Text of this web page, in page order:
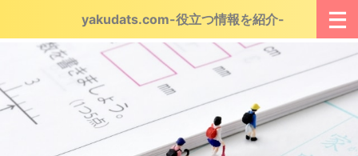
yakudats.com-役立つ情報を紹介-